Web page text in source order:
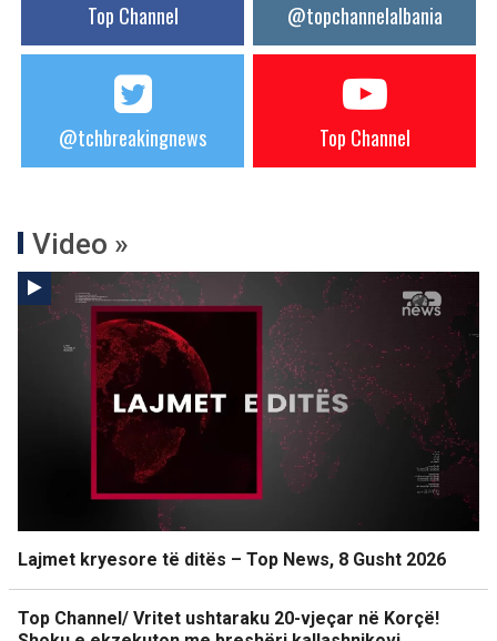
Top Channel @topchannelalbania
@tchbreakingnews Top Channel
Video »
Lajmet kryesore të ditës – Top News, 8 Gusht 2026
Top Channel/ Vritet ushtaraku 20-vjeçar në Korçë!